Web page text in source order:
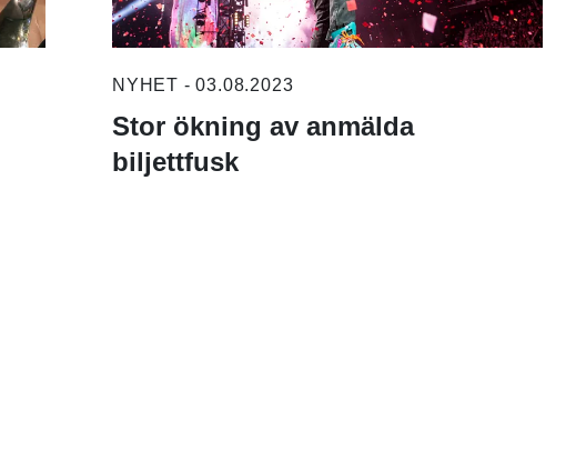
NYHET - 03.08.2023
Stor ökning av anmälda
biljettfusk